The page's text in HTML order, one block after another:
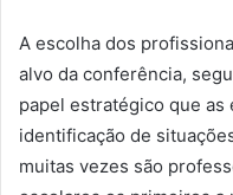
A escolha dos
alvo da conferência,
papel estratégico que as
identificação de
muitas vezes são